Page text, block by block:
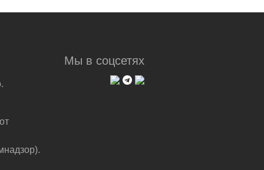
Мы в соцсетях